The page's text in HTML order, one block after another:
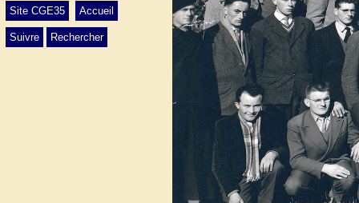
Site CGE35 Accueil
Suivre Rechercher